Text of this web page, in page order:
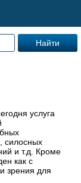
услуга
силосных
и т.д. Кроме
как с
зрения для